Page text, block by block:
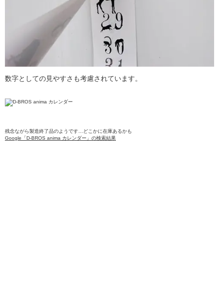
数字としての見やすさも考慮されています。
残念ながら製造終了品のようです…どこかに在庫あるかも
Google「D-BROS anima カレンダー」の検索結果